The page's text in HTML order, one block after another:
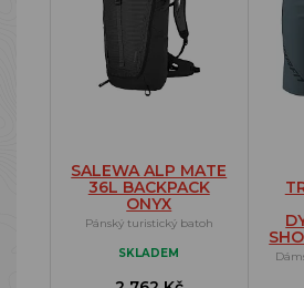
SALEWA ALP MATE
36L BACKPACK
ONYX
Pánský turistický batoh
SKLADEM